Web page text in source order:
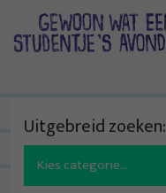
Uitgebreid zoeken:
Search
for: